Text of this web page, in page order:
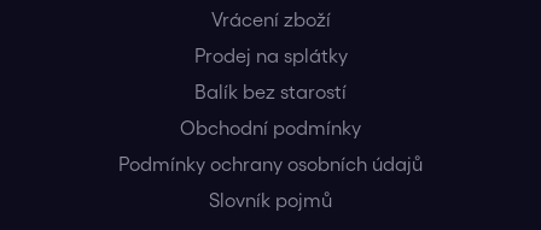
Vrácení zboží
Prodej na splátky
Balík bez starostí
Obchodní podmínky
Podmínky ochrany osobních údajů
Slovník pojmů